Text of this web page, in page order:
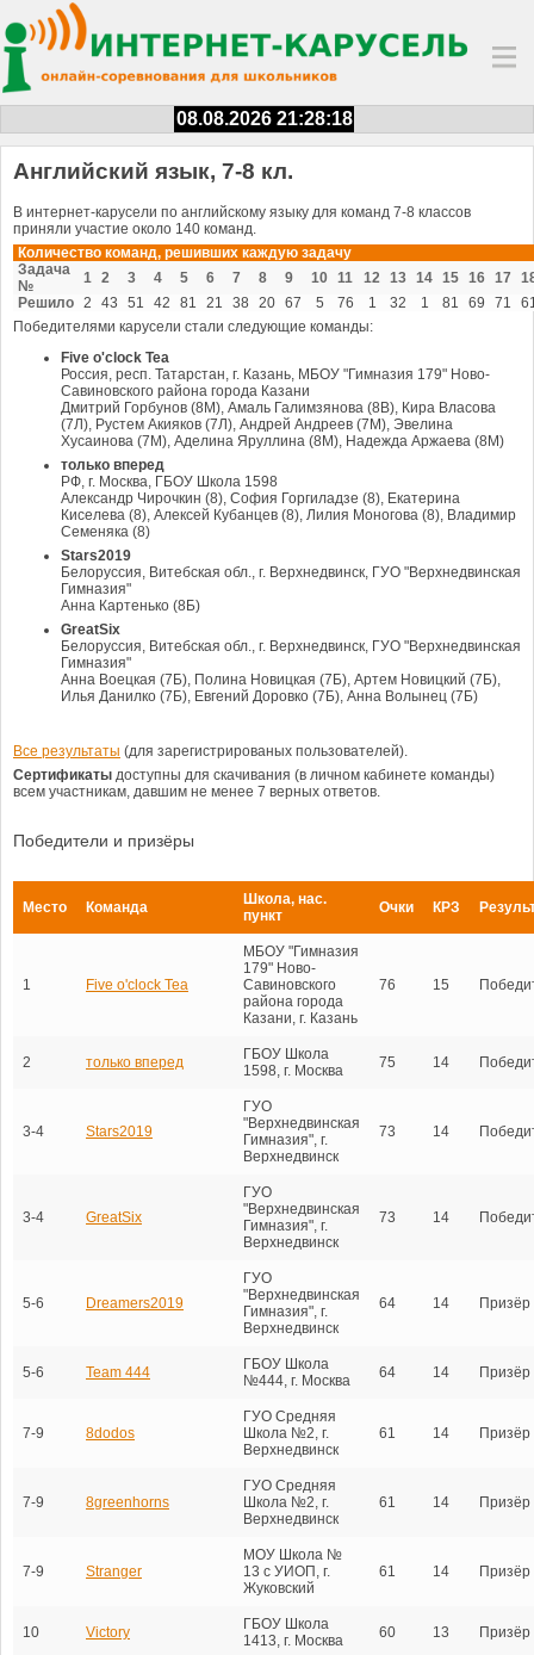
08.08.2026 21:28:18
Английский язык, 7-8 кл.
В интернет-карусели по английскому языку для команд 7-8 классов
приняли участие около 140 команд.
Количество команд, решивших каждую задачу
Задача
№
1 2 3 4 5 6 7 8 9 10 11 12 13 14 15 16 17
Решило 2 43 51 42 81 21 38 20 67 5 76 1 32 1 81 69 71
Победителями карусели стали следующие команды:
Five o'clock Tea
Россия, респ. Татарстан, г. Казань, МБОУ "Гимназия 179" Ново-
Савиновского района города Казани
Дмитрий Горбунов (8М), Амаль Галимзянова (8В), Кира Власова
(7Л), Рустем Акияков (7Л), Андрей Андреев (7М), Эвелина
Хусаинова (7М), Аделина Яруллина (8М), Надежда Аржаева (8М)
только вперед
РФ, г. Москва, ГБОУ Школа 1598
Александр Чирочкин (8), София Горгиладзе (8), Екатерина
Киселева (8), Алексей Кубанцев (8), Лилия Моногова (8), Владимир
Семеняка (8)
Stars2019
Белоруссия, Витебская обл., г. Верхнедвинск, ГУО "Верхнедвинская
Гимназия"
Анна Картенько (8Б)
GreatSix
Белоруссия, Витебская обл., г. Верхнедвинск, ГУО "Верхнедвинская
Гимназия"
Анна Воецкая (7Б), Полина Новицкая (7Б), Артем Новицкий (7Б),
Илья Данилко (7Б), Евгений Доровко (7Б), Анна Волынец (7Б)
Все результаты (для зарегистрированых пользователей).
Сертификаты доступны для скачивания (в личном кабинете команды)
всем участникам, давшим не менее 7 верных ответов.
Победители и призёры
Место Команда
Школа, нас.
пункт
Очки КРЗ
1 Five o'clock Tea
МБОУ "Гимназия
179" Ново-
Савиновского
района города
Казани, г. Казань
76 15
2 только вперед
ГБОУ Школа
1598, г. Москва
75 14
3-4 Stars2019
ГУО
"Верхнедвинская
Гимназия", г.
Верхнедвинск
73 14
3-4 GreatSix
ГУО
"Верхнедвинская
Гимназия", г.
Верхнедвинск
73 14
5-6 Dreamers2019
ГУО
"Верхнедвинская
Гимназия", г.
Верхнедвинск
64 14 Призёр
5-6 Team 444
ГБОУ Школа
№444, г. Москва
64 14 Призёр
7-9 8dodos
ГУО Средняя
Школа №2, г.
Верхнедвинск
61 14 Призёр
7-9 8greenhorns
ГУО Средняя
Школа №2, г.
Верхнедвинск
61 14 Призёр
7-9 Stranger
МОУ Школа №
13 с УИОП, г.
Жуковский
61 14 Призёр
10 Victory
ГБОУ Школа
1413, г. Москва
60 13 Призёр